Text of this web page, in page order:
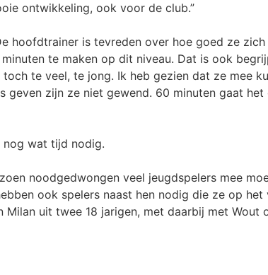
ontwikkeling, ook voor de club.”
hoofdtrainer is tevreden over hoe goed ze
te maken op dit niveau. Dat is ook
te veel, te jong. Ik heb gezien dat ze mee
geven zijn ze niet gewend. 60 minuten gaat
nog wat tijd nodig.
noodgedwongen veel jeugdspelers mee
ook spelers naast hen nodig die ze op
uit twee 18 jarigen, met daarbij met Wout